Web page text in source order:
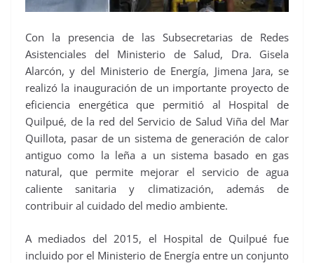
Con la presencia de las Subsecretarias de Redes
Asistenciales del Ministerio de Salud, Dra. Gisela
Alarcón, y del Ministerio de Energía, Jimena Jara, se
realizó la inauguración de un importante proyecto de
eficiencia energética que permitió al Hospital de
Quilpué, de la red del Servicio de Salud Viña del Mar
Quillota, pasar de un sistema de generación de calor
antiguo como la leña a un sistema basado en gas
natural, que permite mejorar el servicio de agua
caliente sanitaria y climatización, además de
contribuir al cuidado del medio ambiente.
A mediados del 2015, el Hospital de Quilpué fue
incluido por el Ministerio de Energía entre un conjunto